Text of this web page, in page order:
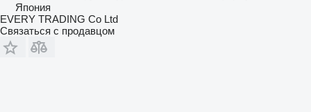
Япония
EVERY TRADING Co Ltd
Связаться с продавцом